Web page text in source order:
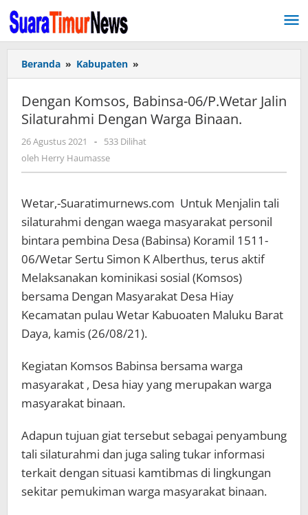
Lewati
ke
konten
Beranda » Kabupaten »
Komsos,
Babinsa-
06/P.Wetar
Jalin
Silaturahmi
Dengan Komsos, Babinsa-06/P.Wetar Jalin
Silaturahmi Dengan Warga Binaan.
26 Agustus 2021
oleh
Herry
-
533 Dilihat
oleh Herry Haumasse
Wetar,-Suaratimurnews.com Untuk Menjalin tali
silaturahmi dengan waega masyarakat personil
bintara pembina Desa (Babinsa) Koramil 1511-
06/Wetar Sertu Simon K Alberthus, terus aktif
Melaksanakan kominikasi sosial (Komsos)
bersama Dengan Masyarakat Desa Hiay
Kecamatan pulau Wetar Kabuoaten Maluku Barat
Daya, kamis (26/08/21).
Kegiatan Komsos Babinsa bersama warga
masyarakat , Desa hiay yang merupakan warga
masyarakat binaan.
Adapun tujuan giat tersebut sebagai penyambung
tali silaturahmi dan juga saling tukar informasi
terkait dengan situasi kamtibmas di lingkungan
sekitar pemukiman warga masyarakat binaan.